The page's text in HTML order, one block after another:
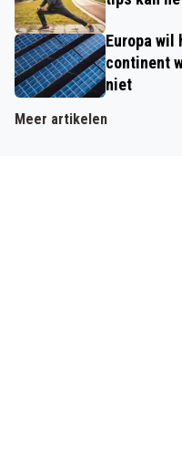
Europa
continent
niet
Meer artikelen